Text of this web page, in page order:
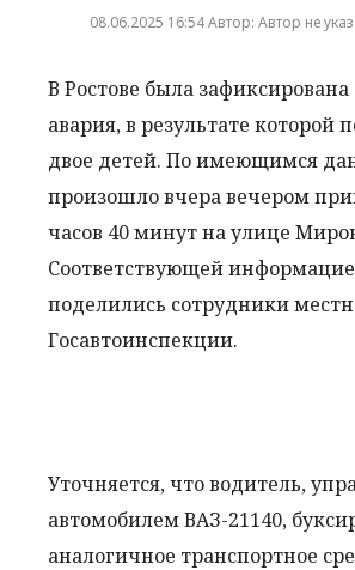
08.06.2025 16:54 Автор: Автор не
В Ростове была зафиксирована
авария, в результате которой
двое детей. По имеющимся
произошло вчера вечером
часов 40 минут на улице
Соответствующей
поделились сотрудники
Госавтоинспекции.
Уточняется, что водитель,
автомобилем ВАЗ-21140,
аналогичное транспортное